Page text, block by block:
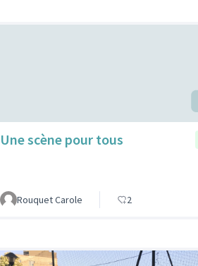
Une scène pour tous
Rouquet Carole 2